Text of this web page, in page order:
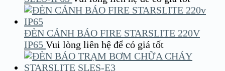
ĐÈN CẢNH BÁO FIRE STARSLITE 220V
IP65 Vui lòng liên hệ để có giá tốt